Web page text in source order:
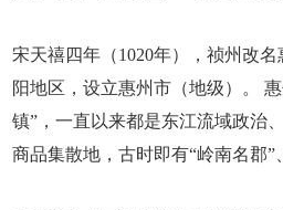
宋天禧四年（1020年），祯州改
阳地区，设立惠州市（地级）。
镇”，一直以来都是东江流域政治
商品集散地，古时即有“岭南名郡”